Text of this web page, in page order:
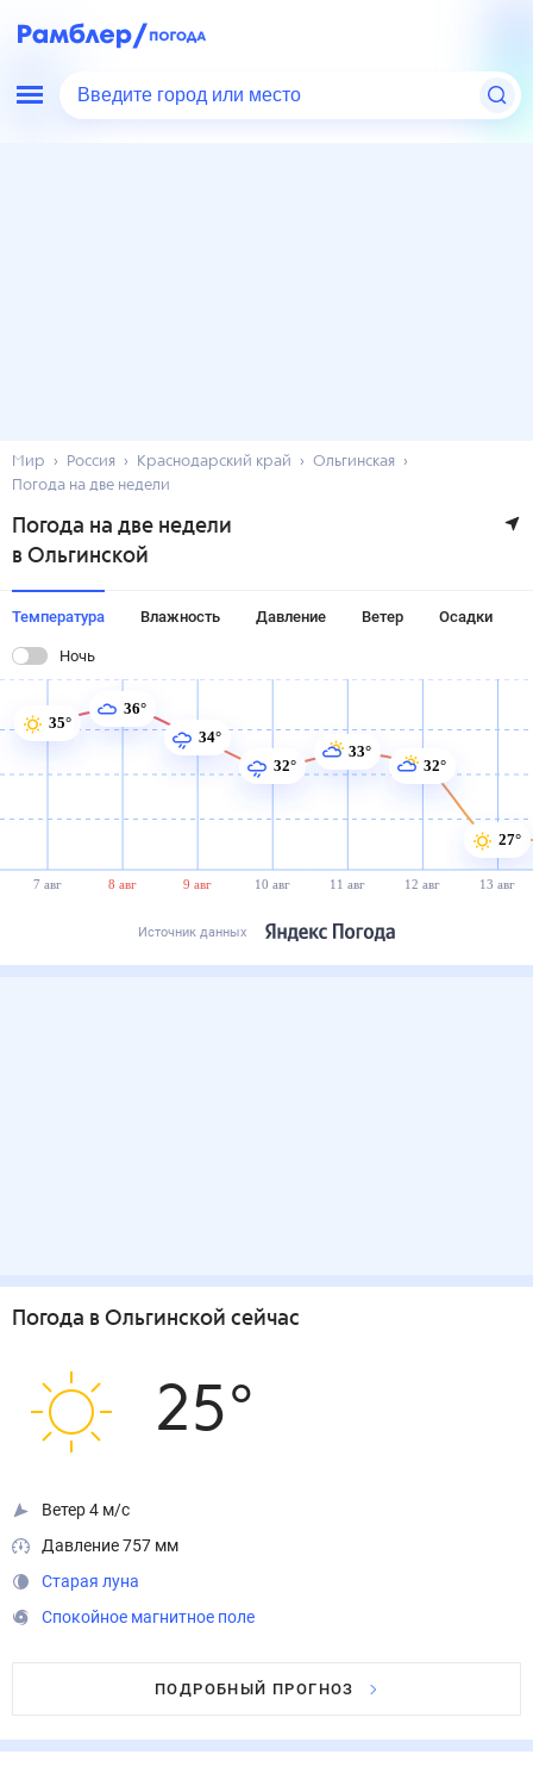
Введите город или место
Мир Россия Краснодарский край
Ольгинская
Погода на две недели
Погода на две недели
в Ольгинской
Температура Влажность Давление Ветер Осадки
Ночь
7 авг 8 авг 9 авг 10 авг 11 авг 12 авг 13 авг
35°
36°
34°
32°
33°
32°
27°
Источник данных
Погода в Ольгинской сейчас
25°
Ветер 4 м/с
Давление 757 мм
Старая луна
Спокойное магнитное поле
ПОДРОБНЫЙ ПРОГНОЗ